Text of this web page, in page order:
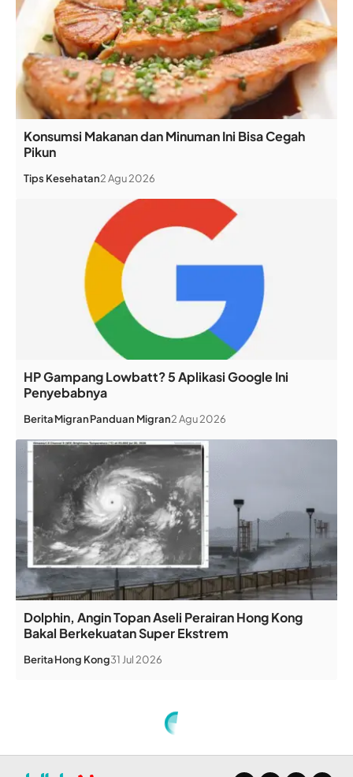
Konsumsi Makanan dan Minuman Ini Bisa Cegah
Pikun
Tips Kesehatan2 Agu 2026
HP Gampang Lowbatt? 5 Aplikasi Google Ini
Penyebabnya
BeritaMigranPanduan Migran2 Agu 2026
Dolphin, Angin Topan Aseli Perairan Hong Kong
Bakal Berkekuatan Super Ekstrem
BeritaHong Kong31 Jul 2026